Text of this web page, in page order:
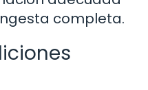
completa.